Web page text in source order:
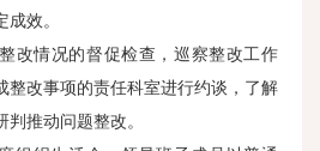
效。
改情况的督促检查，巡察整改工作
整改事项的责任科室进行约谈，了解
推动问题整改。